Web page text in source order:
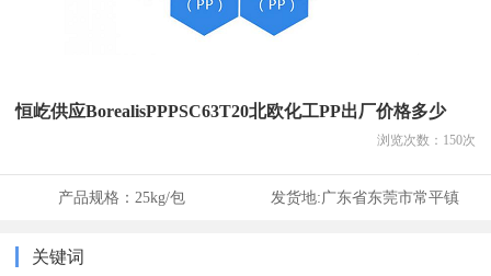
恒屹供应BorealisPPPSC63T20北欧化工PP出厂价格多少
浏览次数： 150次
产品规格： 25kg/包 发货地:广东省东莞市常平镇
关键词